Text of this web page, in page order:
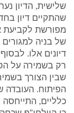
מפורשת לקביעת
של בניה
דיונים אלו.
רק בשמירה על
שבין הצורך
הפיתוח. העובדה
כלליים,